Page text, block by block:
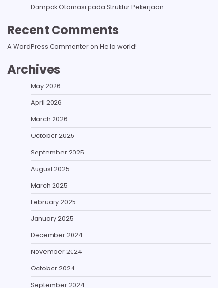
Dampak Otomasi pada Struktur Pekerjaan
Recent Comments
A WordPress Commenteron Hello world!
Archives
May 2026
April 2026
March 2026
October 2025
September 2025
August 2025
March 2025
February 2025
January 2025
December 2024
November 2024
October 2024
September 2024